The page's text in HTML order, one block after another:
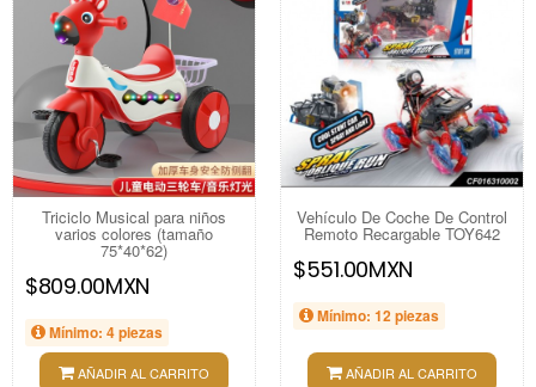
Triciclo Musical para niños
varios colores (tamaño
75*40*62)
$809.00MXN
Mínimo: 4 piezas
AÑADIR AL CARRITO
Vehículo De Coche De Control
Remoto Recargable TOY642
$551.00MXN
Mínimo: 12 piezas
AÑADIR AL CARRITO